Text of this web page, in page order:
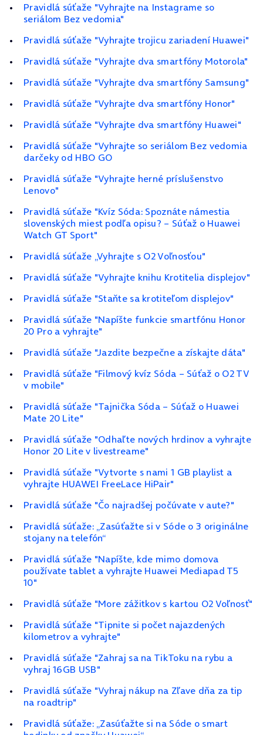
Pravidlá súťaže "Vyhrajte na Instagrame so
seriálom Bez vedomia"
Pravidlá súťaže "Vyhrajte trojicu zariadení Huawei"
Pravidlá súťaže "Vyhrajte dva smartfóny Motorola"
Pravidlá súťaže "Vyhrajte dva smartfóny Samsung"
Pravidlá súťaže "Vyhrajte dva smartfóny Honor"
Pravidlá súťaže "Vyhrajte dva smartfóny Huawei"
Pravidlá súťaže "Vyhrajte so seriálom Bez vedomia
darčeky od HBO GO
Pravidlá súťaže "Vyhrajte herné príslušenstvo
Lenovo"
Pravidlá súťaže "Kvíz Sóda: Spoznáte námestia
slovenských miest podľa opisu? – Súťaž o Huawei
Watch GT Sport"
Pravidlá súťaže „Vyhrajte s O2 Voľnosťou"
Pravidlá súťaže "Vyhrajte knihu Krotitelia displejov"
Pravidlá súťaže "Staňte sa krotiteľom displejov"
Pravidlá súťaže "Napíšte funkcie smartfónu Honor
20 Pro a vyhrajte"
Pravidlá súťaže "Jazdite bezpečne a získajte dáta"
Pravidlá súťaže "Filmový kvíz Sóda – Súťaž o O2 TV
v mobile"
Pravidlá súťaže "Tajnička Sóda – Súťaž o Huawei
Mate 20 Lite"
Pravidlá súťaže "Odhaľte nových hrdinov a vyhrajte
Honor 20 Lite v livestreame"
Pravidlá súťaže "Vytvorte s nami 1 GB playlist a
vyhrajte HUAWEI FreeLace HiPair"
Pravidlá súťaže "Čo najradšej počúvate v aute?"
Pravidlá súťaže: „Zasúťažte si v Sóde o 3 originálne
stojany na telefón“
Pravidlá súťaže "Napíšte, kde mimo domova
používate tablet a vyhrajte Huawei Mediapad T5
10"
Pravidlá súťaže "More zážitkov s kartou O2 Voľnosť"
Pravidlá súťaže "Tipnite si počet najazdených
kilometrov a vyhrajte"
Pravidlá súťaže "Zahraj sa na TikToku na rybu a
vyhraj 16GB USB"
Pravidlá súťaže "Vyhraj nákup na Zľave dňa za tip
na roadtrip"
Pravidlá súťaže: „Zasúťažte si na Sóde o smart